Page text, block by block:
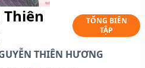
TỔNG BIÊN
TẬP
THIÊN HƯƠNG